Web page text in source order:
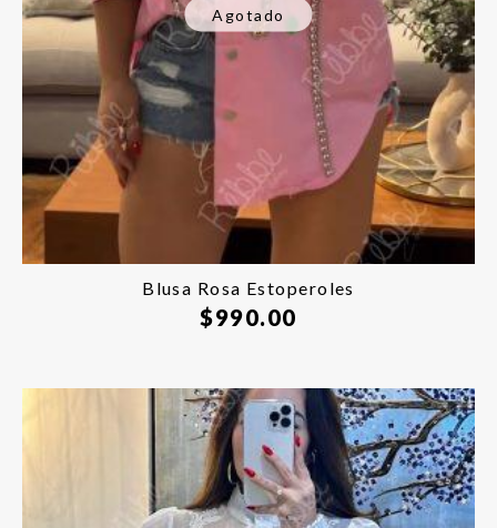
Agotado
Blusa Rosa Estoperoles
$990.00